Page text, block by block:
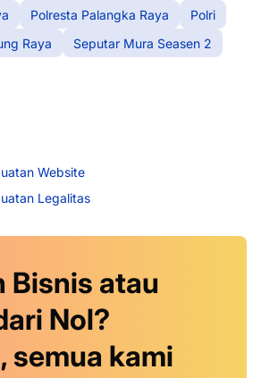
Polresta Palangka Raya
Polri
Raya
Seputar Mura Seasen 2
Website
Legalitas
Bisnis atau
Nol?
semua kami